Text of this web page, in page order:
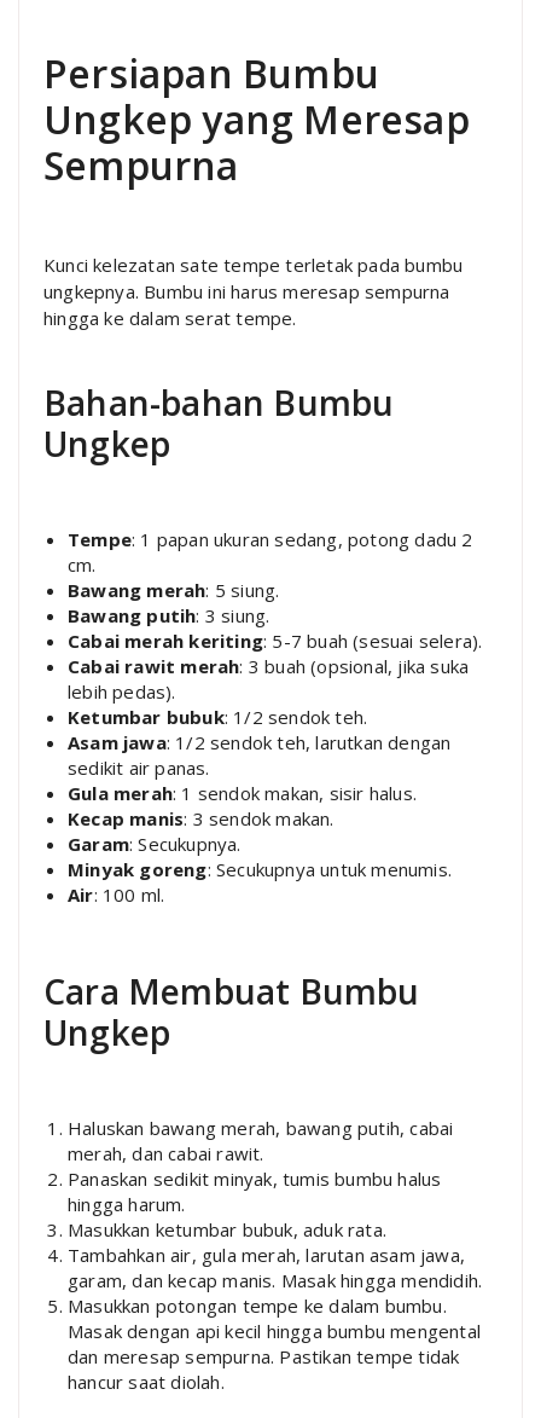
Persiapan Bumbu
Ungkep yang Meresap
Sempurna
Kunci kelezatan sate tempe terletak pada bumbu
ungkepnya. Bumbu ini harus meresap sempurna
hingga ke dalam serat tempe.
Bahan-bahan Bumbu
Ungkep
Tempe: 1 papan ukuran sedang, potong dadu 2
cm.
Bawang merah: 5 siung.
Bawang putih: 3 siung.
Cabai merah keriting: 5-7 buah (sesuai selera).
Cabai rawit merah: 3 buah (opsional, jika suka
lebih pedas).
Ketumbar bubuk: 1/2 sendok teh.
Asam jawa: 1/2 sendok teh, larutkan dengan
sedikit air panas.
Gula merah: 1 sendok makan, sisir halus.
Kecap manis: 3 sendok makan.
Garam: Secukupnya.
Minyak goreng: Secukupnya untuk menumis.
Air: 100 ml.
Cara Membuat Bumbu
Ungkep
Haluskan bawang merah, bawang putih, cabai
merah, dan cabai rawit.
Panaskan sedikit minyak, tumis bumbu halus
hingga harum.
Masukkan ketumbar bubuk, aduk rata.
Tambahkan air, gula merah, larutan asam jawa,
garam, dan kecap manis. Masak hingga mendidih.
Masukkan potongan tempe ke dalam bumbu.
Masak dengan api kecil hingga bumbu mengental
dan meresap sempurna. Pastikan tempe tidak
hancur saat diolah.